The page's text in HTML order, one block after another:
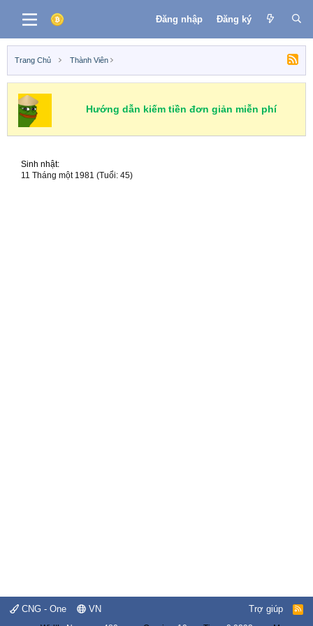
Đăng nhập Đăng ký
Trang Chủ Thành Viên
Hướng dẫn kiếm tiền đơn giản miễn phí
Sinh nhật
11 Tháng một 1981 (Tuổi: 45)
CNG - One VN Trợ giúp
R